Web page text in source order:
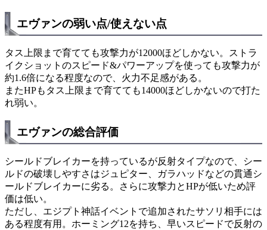
エヴァンの弱い点/使えない点
タス上限まで育てても攻撃力が12000ほどしかない。ストラ
イクショットのスピード&パワーアップを使っても攻撃力が
約1.6倍になる程度なので、火力不足感がある。
またHPもタス上限まで育てても14000ほどしかないので打た
れ弱い。
エヴァンの総合評価
シールドブレイカーを持っているが反射タイプなので、シー
ルドの破壊しやすさはジュピター、ガラハッドなどの貫通シ
ールドブレイカーに劣る。さらに攻撃力とHPが低いため評
価は低い。
ただし、エジプト神話イベントで追加されたサソリ相手には
ある程度有用。ホーミング12を持ち、早いスピードで反射の